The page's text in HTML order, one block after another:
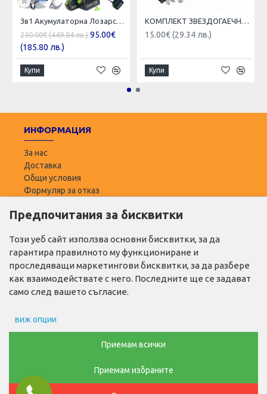
3в1 Акумулаторна Лозарска Ножица и Трион с Омасляване и телескопичен прът 36V 8AH STAHLMAYER BLACK
230.00€ (449.84 лв.) 95.00€
(185.80 лв.)
Купи
КОМПЛЕКТ ЗВЕЗДОГАЕЧНИ КЛЮЧОВЕ 12 ЧАСТИ 6 - 32 KINGTUL
15.00€ (29.34 лв.)
Купи
ИНФОРМАЦИЯ
За нас
Доставка
Общи условия
Формуляр за отказ
ПОТРЕБИТЕЛ
Моят профил
ПОЛЕЗНО
Производители
Контакти
0876768686
Предпочитания за бисквитки
Този уеб сайт използва основни бисквитки, за да
гарантира правилното му функциониране и
проследяващи маркетингови бисквитки, за да разбере
как взаимодействате с него. Последните ще се задават
само след вашето съгласие.
виж опции
Препочитания за реклами
Данни за потребление
Приемам всички
Приемам избраните